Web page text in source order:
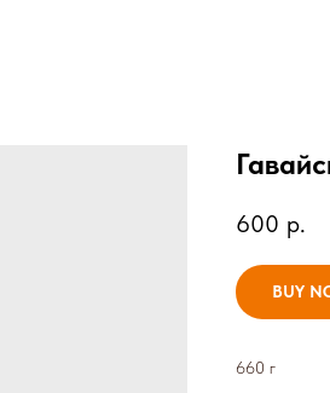
600 р.
BUY
660 г